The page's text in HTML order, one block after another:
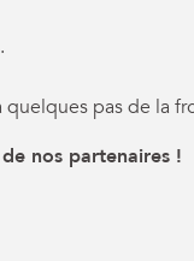
quelques pas de la
nos partenaires !